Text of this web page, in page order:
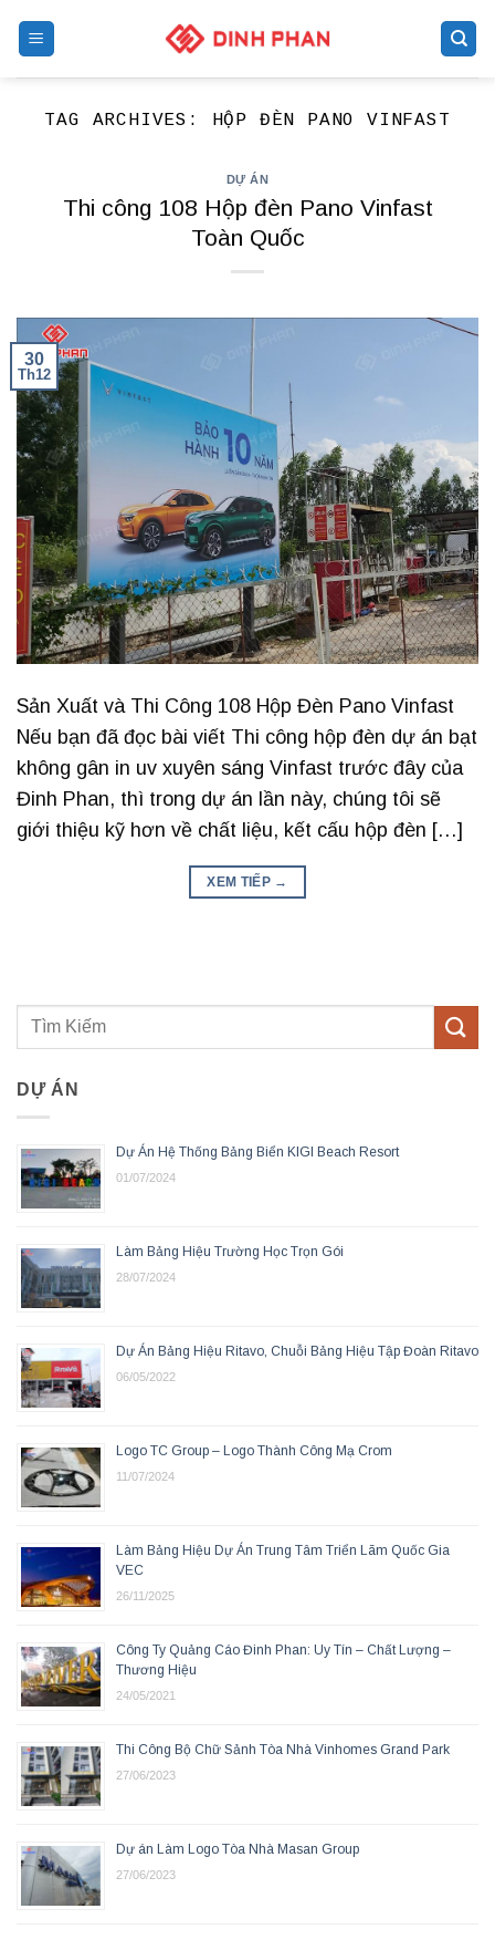
TAG ARCHIVES: HỘP ĐÈN PANO VINFAST
DỰ ÁN
Thi công 108 Hộp đèn Pano Vinfast
Toàn Quốc
30
Th12
Sản Xuất và Thi Công 108 Hộp Đèn Pano Vinfast
Nếu bạn đã đọc bài viết Thi công hộp đèn dự án bạt
không gân in uv xuyên sáng Vinfast trước đây của
Đinh Phan, thì trong dự án lần này, chúng tôi sẽ
giới thiệu kỹ hơn về chất liệu, kết cấu hộp đèn […]
XEM TIẾP →
DỰ ÁN
Dự Án Hệ Thống Bảng Biển KIGI Beach Resort
01/07/2024
Làm Bảng Hiệu Trường Học Trọn Gói
28/07/2024
Dự Án Bảng Hiệu Ritavo, Chuỗi Bảng Hiệu Tập Đoàn Ritavo
06/05/2022
Logo TC Group – Logo Thành Công Mạ Crom
11/07/2024
Làm Bảng Hiệu Dự Án Trung Tâm Triển Lãm Quốc Gia
VEC
26/11/2025
Công Ty Quảng Cáo Đinh Phan: Uy Tín – Chất Lượng –
Thương Hiệu
24/05/2021
Thi Công Bộ Chữ Sảnh Tòa Nhà Vinhomes Grand Park
27/06/2023
Dự án Làm Logo Tòa Nhà Masan Group
27/06/2023